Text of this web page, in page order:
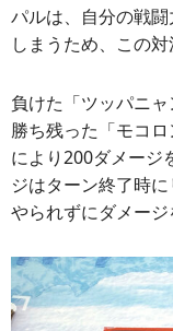
パルは、自分の戦
しまうため、この
負けた「ツッパニャ
勝ち残った「モコ
により200ダメージ
ジはターン終了時
やられずにダメージ